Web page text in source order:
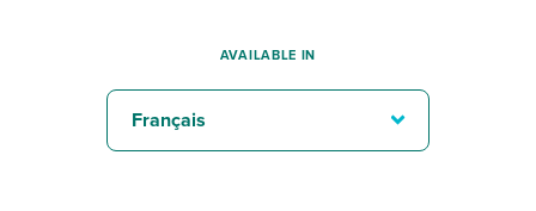
AVAILABLE IN
Français